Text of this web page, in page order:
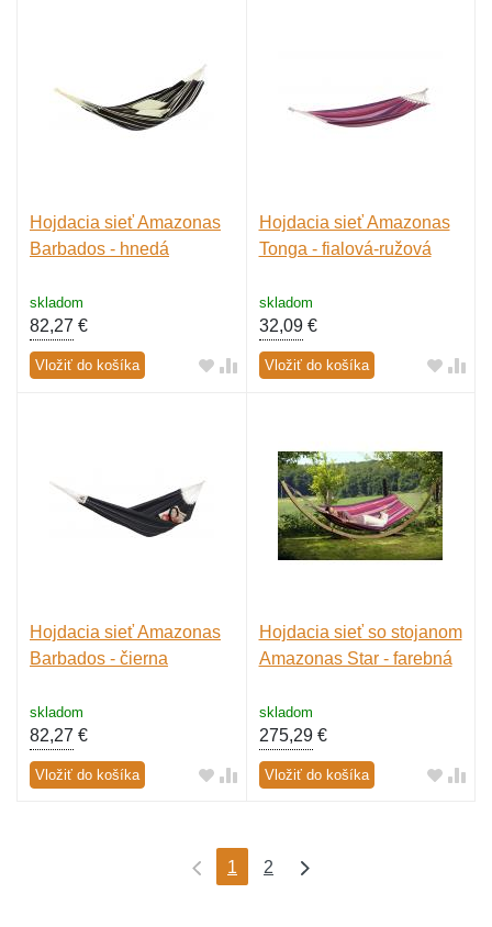
Hojdacia sieť Amazonas
Barbados - hnedá
skladom
82,27 €
Vložiť do košíka
Hojdacia sieť Amazonas
Tonga - fialová-ružová
skladom
32,09€
Vložiť do košíka
Hojdacia sieť Amazonas
Barbados - čierna
skladom
82,27 €
Vložiť do košíka
Hojdacia sieť so stojanom
Amazonas Star - farebná
skladom
275,29€
Vložiť do košíka
1 2